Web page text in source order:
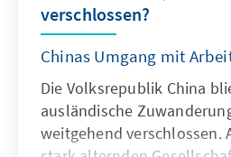
verschlossen?
Chinas Umgang mit
Die Volksrepublik China
ausländische
weitgehend verschlossen.